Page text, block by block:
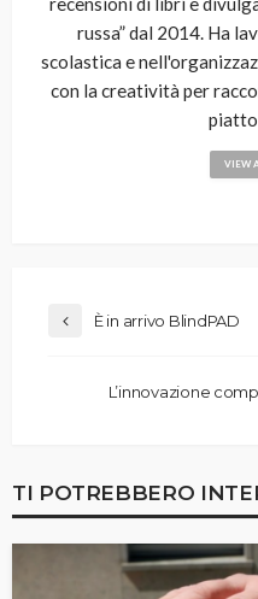
russa” dal 2014. Ha
scolastica e
con la creatività per
VIEW
È in arrivo BlindPAD
L’innovazione
TI POTREBBERO